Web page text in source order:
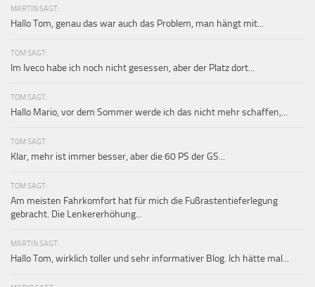
MARTIN SAGT:
Hallo Tom, genau das war auch das Problem, man hängt mit...
TOM SAGT:
Im Iveco habe ich noch nicht gesessen, aber der Platz dort...
TOM SAGT:
Hallo Mario, vor dem Sommer werde ich das nicht mehr schaffen,...
TOM SAGT:
Klar, mehr ist immer besser, aber die 60 PS der GS...
TOM SAGT:
Am meisten Fahrkomfort hat für mich die Fußrastentieferlegung
gebracht. Die Lenkererhöhung...
MARTIN SAGT:
Hallo Tom, wirklich toller und sehr informativer Blog. Ich hätte mal...